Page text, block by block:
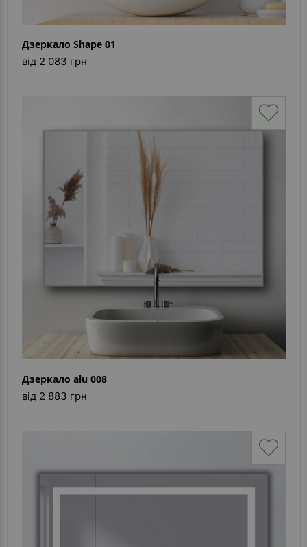
Дзеркало Shape 01
від 2 083 грн
Дзеркало alu 008
від 2 883 грн